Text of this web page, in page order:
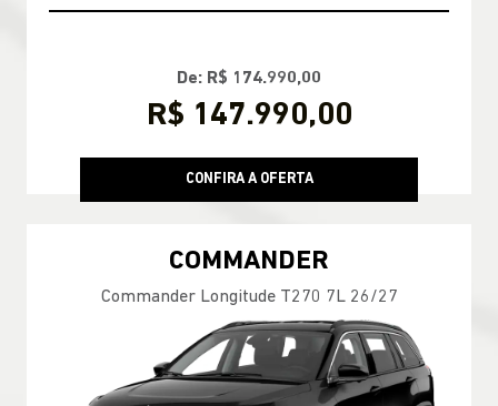
De: R$ 174.990,00
R$ 147.990,00
CONFIRA A OFERTA
COMMANDER
Commander Longitude T270 7L 26/27